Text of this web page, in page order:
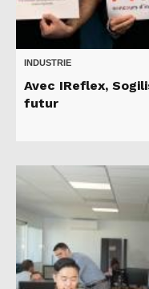
INDUSTRIE
Avec IReflex,
futur